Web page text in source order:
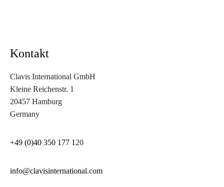
Kontakt
Clavis International GmbH
Kleine Reichenstr. 1
20457 Hamburg
Germany
+49 (0)40 350 177 1 20
info@clavisinternational.com